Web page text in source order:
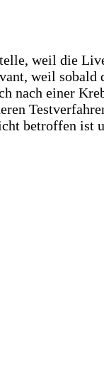
weil die
weil
nach einer
betroffen ist